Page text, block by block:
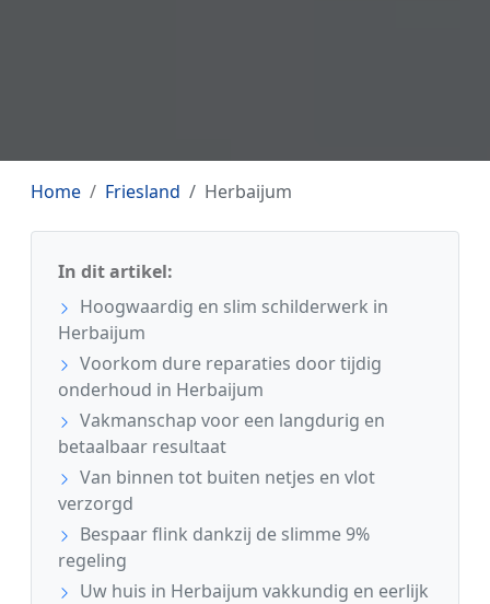
Home Friesland Herbaijum
In dit artikel:
Hoogwaardig en slim schilderwerk in
Herbaijum
Voorkom dure reparaties door tijdig
onderhoud in Herbaijum
Vakmanschap voor een langdurig en
betaalbaar resultaat
Van binnen tot buiten netjes en vlot
verzorgd
Bespaar flink dankzij de slimme 9%
regeling
Uw huis in Herbaijum vakkundig en eerlijk